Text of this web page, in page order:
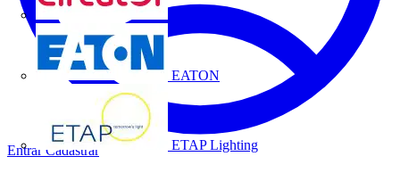
CIRCUTOR
EATON
ETAP Lighting
Entrar Cadastrar